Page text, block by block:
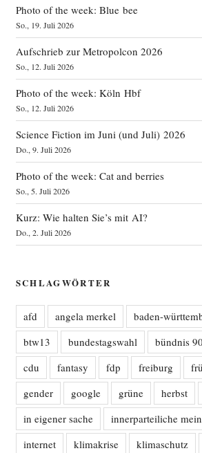
Photo of the week: Blue bee
So., 19. Juli 2026
Aufschrieb zur Metropolcon 2026
So., 12. Juli 2026
Photo of the week: Köln Hbf
So., 12. Juli 2026
Science Fiction im Juni (und Juli) 2026
Do., 9. Juli 2026
Photo of the week: Cat and berries
So., 5. Juli 2026
Kurz: Wie halten Sie’s mit AI?
Do., 2. Juli 2026
SCHLAGWÖRTER
afd angela merkel baden-
btw13
bundestagswahl
bündnis
cdu
fantasy fdp freiburg
gender
google grüne herbst
in eigener sache
innerparteiliche
internet
klimakrise klimaschutz